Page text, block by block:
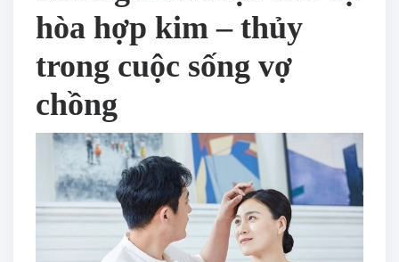
hòa hợp kim – thủy
trong cuộc sống vợ
chồng